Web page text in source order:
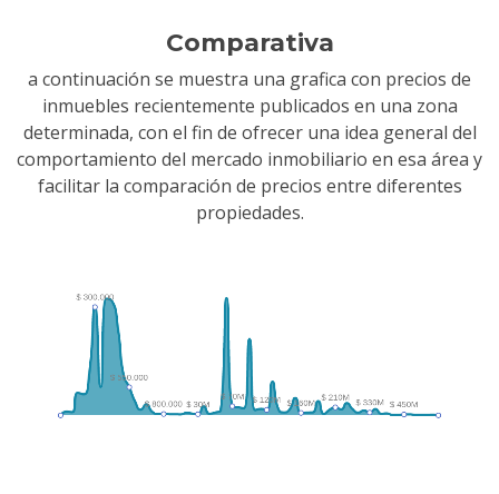
Comparativa
a continuación se muestra una grafica con precios de
inmuebles recientemente publicados en una zona
determinada, con el fin de ofrecer una idea general del
comportamiento del mercado inmobiliario en esa área y
facilitar la comparación de precios entre diferentes
propiedades.